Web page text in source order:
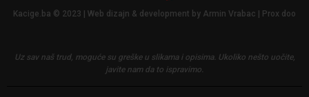
Kacige.ba © 2023 | Web dizajn & development by Armin Vrabac | Prox doo
Uz sav naš trud, moguće su greške u slikama i opisima. Ukoliko nešto uočite,
javite nam da to ispravimo.